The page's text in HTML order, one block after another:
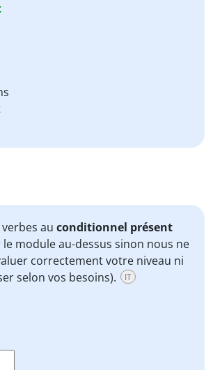
au conditionnel présent
module au-dessus sinon nous ne
correctement votre niveau ni
selon vos besoins).
IT